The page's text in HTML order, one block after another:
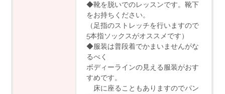
◆靴を脱いでのレッスンです。靴下
をお持ちください。
（足指のストレッチを行いますので
5本指ソックスがオススメです）
◆服装は普段着でかまいませんがな
るべく
ボディーラインの見える服装がおす
すめです。
床に座ることもありますのでパン